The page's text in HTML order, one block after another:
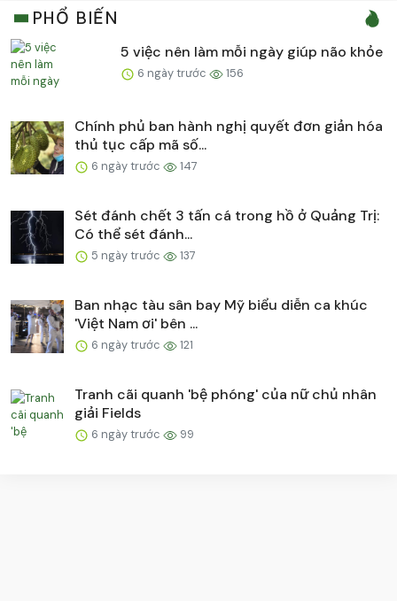
PHỔ BIẾN
5 việc nên làm mỗi ngày giúp não khỏe
6 ngày trước 156
Chính phủ ban hành nghị quyết đơn giản hóa
thủ tục cấp mã số...
6 ngày trước 147
Sét đánh chết 3 tấn cá trong hồ ở Quảng Trị:
Có thể sét đánh...
5 ngày trước 137
Ban nhạc tàu sân bay Mỹ biểu diễn ca khúc
'Việt Nam ơi' bên ...
6 ngày trước 121
Tranh cãi quanh 'bệ phóng' của nữ chủ nhân
giải Fields
6 ngày trước 99